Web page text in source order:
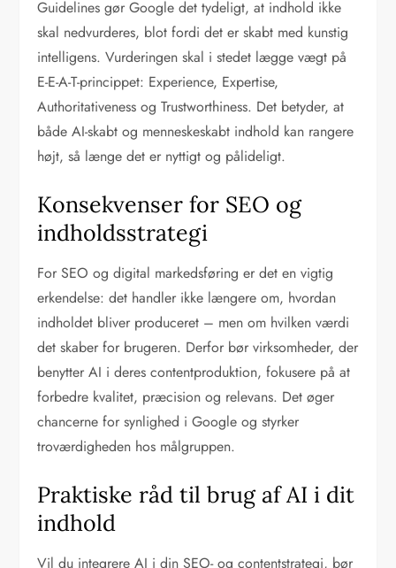
Guidelines gør Google det tydeligt, at indhold ikke
skal nedvurderes, blot fordi det er skabt med kunstig
intelligens. Vurderingen skal i stedet lægge vægt på
E-E-A-T-princippet: Experience, Expertise,
Authoritativeness og Trustworthiness. Det betyder, at
både AI-skabt og menneskeskabt indhold kan rangere
højt, så længe det er nyttigt og pålideligt.
Konsekvenser for SEO og
indholdsstrategi
For SEO og digital markedsføring er det en vigtig
erkendelse: det handler ikke længere om, hvordan
indholdet bliver produceret – men om hvilken værdi
det skaber for brugeren. Derfor bør virksomheder, der
benytter AI i deres contentproduktion, fokusere på at
forbedre kvalitet, præcision og relevans. Det øger
chancerne for synlighed i Google og styrker
troværdigheden hos målgruppen.
Praktiske råd til brug af AI i dit
indhold
Vil du integrere AI i din SEO- og contentstrategi, bør